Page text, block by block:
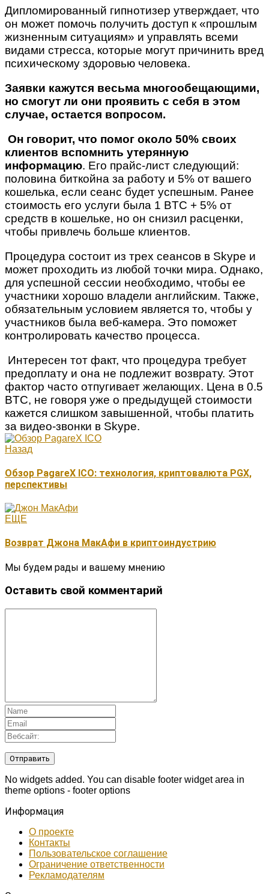
Дипломированный гипнотизер утверждает, что
он может помочь получить доступ к «прошлым
жизненным ситуациям» и управлять всеми
видами стресса, которые могут причинить вред
психическому здоровью человека.
Заявки кажутся весьма многообещающими,
но смогут ли они проявить с себя в этом
случае, остается вопросом.
Он говорит, что помог около 50% своих
клиентов вспомнить утерянную
информацию. Его прайс-лист следующий:
половина биткойна за работу и 5% от вашего
кошелька, если сеанс будет успешным. Ранее
стоимость его услуги была 1 BTC + 5% от
средств в кошельке, но он снизил расценки,
чтобы привлечь больше клиентов.
Процедура состоит из трех сеансов в Skype и
может проходить из любой точки мира. Однако,
для успешной сессии необходимо, чтобы ее
участники хорошо владели английским. Также,
обязательным условием является то, чтобы у
участников была веб-камера. Это поможет
контролировать качество процесса.
Интересен тот факт, что процедура требует
предоплату и она не подлежит возврату. Этот
фактор часто отпугивает желающих. Цена в 0.5
BTC, не говоря уже о предыдущей стоимости
кажется слишком завышенной, чтобы платить
за видео-звонки в Skype.
Назад
Обзор PagareX ICO: технология, криптовалюта PGX,
перспективы
ЕЩЕ
Возврат Джона МакАфи в криптоиндустрию
Мы будем рады и вашему мнению
Оставить свой комментарий
No widgets added. You can disable footer widget area in
theme options - footer options
Информация
О проекте
Контакты
Пользовательское соглашение
Ограничение ответственности
Рекламодателям